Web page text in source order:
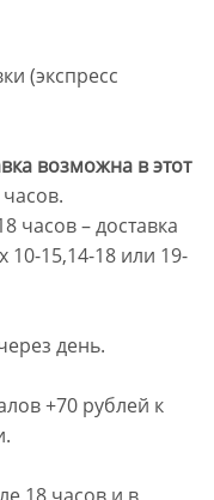
(экспресс
возможна в этот
часов – доставка
10-15,14-18 или 19-
день.
+70 рублей к